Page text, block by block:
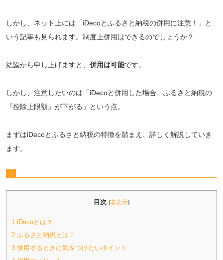
しかし、ネット上には「iDecoとふるさと納税の併用に注意！」と
いう記事も見られます。制度上併用はできるのでしょうか？
結論から申し上げますと、 併用は可能です。
しかし、注意したいのは「iDecoと併用した場合、ふるさと納税の
『控除上限額』が下がる」という点。
まずはiDecoとふるさと納税の特徴を踏まえ、詳しく解説していき
ます。
目次 [非表示]
1 iDecoとは？
2 ふるさと納税とは？
3 併用するときに気をつけたいポイント